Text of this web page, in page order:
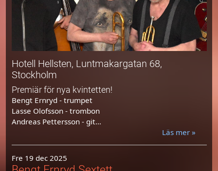
Hotell Hellsten, Luntmakargatan 68,
Stockholm
Premiär för nya kvintetten!
Bengt Ernryd - trumpet
Lasse Olofsson - trombon
Andreas Pettersson - git...
Läs mer »
Fre 19 dec 2025